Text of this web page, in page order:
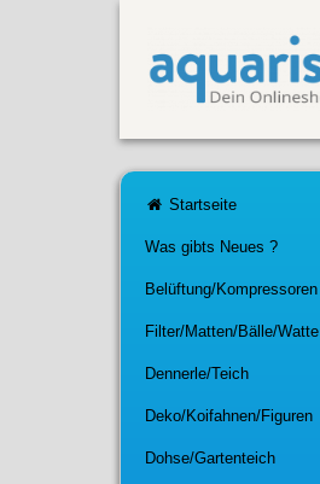
Startseite
Was gibts Neues ?
Belüftung/Kompressoren
Filter/Matten/Bälle/Watte
Dennerle/Teich
Deko/Koifahnen/Figuren
Dohse/Gartenteich